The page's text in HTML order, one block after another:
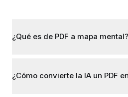
¿Qué es de PDF a mapa mental?
¿Cómo convierte la IA un PDF